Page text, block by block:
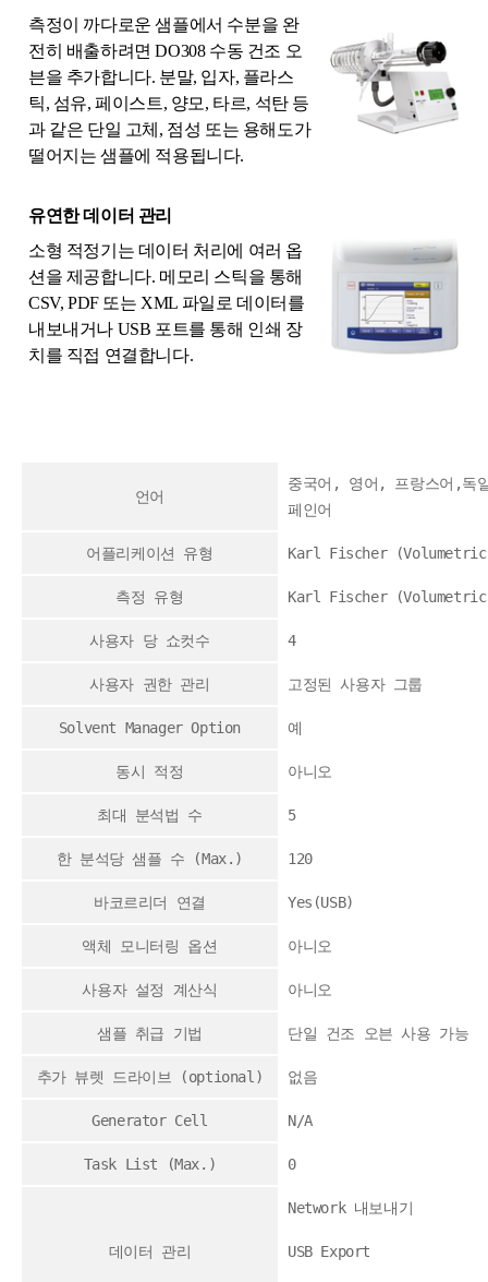
측정이 까다로운 샘플에서 수분을 완
전히 배출하려면 DO308 수동 건조 오
븐을 추가합니다. 분말, 입자, 플라스
틱, 섬유, 페이스트, 양모, 타르, 석탄 등
과 같은 단일 고체, 점성 또는 용해도가
떨어지는 샘플에 적용됩니다.
유연한 데이터 관리
소형 적정기는 데이터 처리에 여러 옵
션을 제공합니다. 메모리 스틱을 통해
CSV, PDF 또는 XML 파일로 데이터를
내보내거나 USB 포트를 통해 인쇄 장
치를 직접 연결합니다.
언어
중국어, 영어, 프랑스어,독
페인어
어플리케이션 유형 Karl Fischer
측정 유형 Karl Fischer
사용자 당 쇼컷수 4
사용자 권한 관리 고정된 사용자 그룹
Solvent Manager Option 예
동시 적정 아니오
최대 분석법 수 5
한 분석당 샘플 수 (Max.) 120
바코르리더 연결 Yes(USB)
액체 모니터링 옵션 아니오
사용자 설정 계산식 아니오
샘플 취급 기법 단일 건조 오븐 사용 가능
추가 뷰렛 드라이브 (optional) 없음
Generator Cell N/A
Task List (Max.) 0
데이터 관리
Network 내보내기
USB Export